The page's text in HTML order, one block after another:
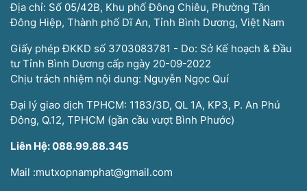
Địa chỉ: Số 05/42B, Khu phố Đông Chiêu, Phường Tân
Đông Hiệp, Thành phố Dĩ An, Tỉnh Bình Dương, Việt Nam
Giấy phép ĐKKD số 3703083781 - Do: Sở Kế hoạch & Đầu
tư Tỉnh Bình Dương cấp ngày 20-09-2022
Chịu trách nhiệm nội dung: Nguyễn Ngọc Quí
Đại lý giao dịch TPHCM: 1183/3D, QL 1A, KP3, P. An Phú
Đông, Q.12, TPHCM (gần cầu vượt Bình Phước)
Liên Hệ: 088.99.88.345
Mail :mutxopnamphat@gmail.com